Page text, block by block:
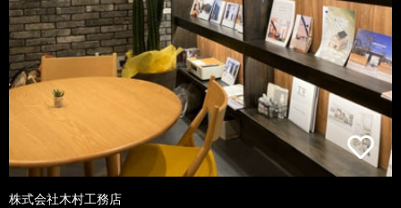
株式会社木村工務店